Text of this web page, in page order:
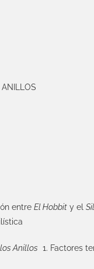
entre El Hobbit y el
Anillos 1. Factores